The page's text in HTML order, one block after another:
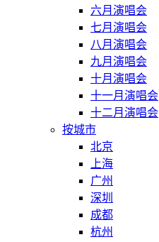
六月演唱会
七月演唱会
八月演唱会
九月演唱会
十月演唱会
十一月演唱会
十二月演唱会
按城市
北京
上海
广州
深圳
成都
杭州